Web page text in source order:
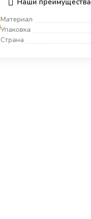
Материал
Упаковка
Страна